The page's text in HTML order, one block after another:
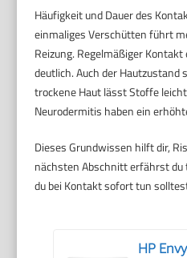
Häufigkeit und Dauer des
einmaliges Verschütten führt
Reizung. Regelmäßiger
deutlich. Auch der Hautzustand
trockene Haut lässt Stoffe
Neurodermitis haben ein
Dieses Grundwissen hilft dir,
nächsten Abschnitt erfährst
du bei Kontakt sofort tun
HP